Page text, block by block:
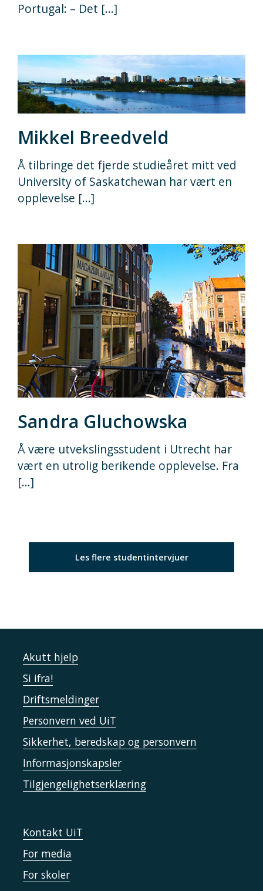
Portugal: – Det [...]
Mikkel Breedveld
Å tilbringe det fjerde studieåret mitt ved
University of Saskatchewan har vært en
opplevelse [...]
Sandra Gluchowska
Å være utvekslingsstudent i Utrecht har
vært en utrolig berikende opplevelse. Fra
[...]
Les flere studentintervjuer
Akutt hjelp
Si ifra!
Driftsmeldinger
Personvern ved UiT
Sikkerhet, beredskap og personvern
Informasjonskapsler
Tilgjengelighetserklæring
Kontakt UiT
For media
For skoler